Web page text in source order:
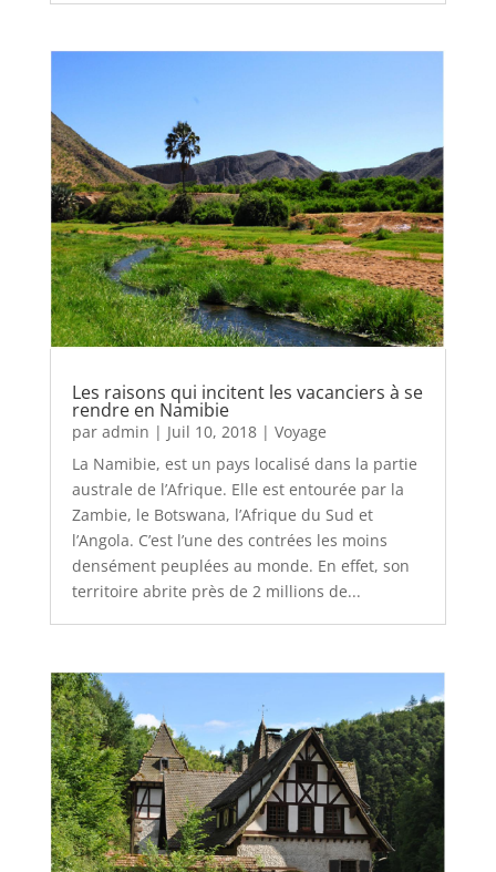
Les raisons qui incitent les vacanciers à se
rendre en Namibie
par admin | Juil 10, 2018| Voyage
La Namibie, est un pays localisé dans la partie
australe de l’Afrique. Elle est entourée par la
Zambie, le Botswana, l’Afrique du Sud et
l’Angola. C’est l’une des contrées les moins
densément peuplées au monde. En effet, son
territoire abrite près de 2 millions de...